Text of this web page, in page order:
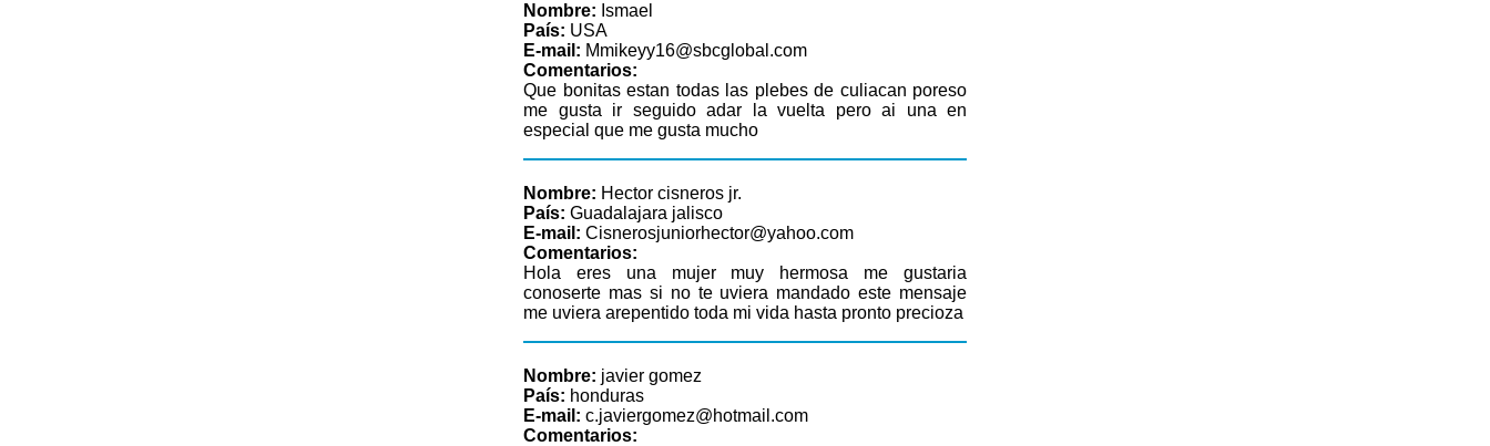
Nombre: Ismael
País: USA
E-mail: Mmikeyy16@sbcglobal.com
Comentarios:
Que bonitas estan todas las plebes de culiacan poreso
me gusta ir seguido adar la vuelta pero ai una en
especial que me gusta mucho
Nombre: Hector cisneros jr.
País: Guadalajara jalisco
E-mail: Cisnerosjuniorhector@yahoo.com
Comentarios:
Hola eres una mujer muy hermosa me gustaria
conoserte mas si no te uviera mandado este mensaje
me uviera arepentido toda mi vida hasta pronto precioza
Nombre: javier gomez
País: honduras
E-mail: c.javiergomez@hotmail.com
Comentarios: